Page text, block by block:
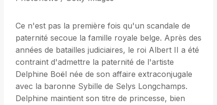
Ce n'est pas la première fois qu'un scandale de
paternité secoue la famille royale belge. Après des
années de batailles judiciaires, le roi Albert II a été
contraint d'admettre la paternité de l'artiste
Delphine Boël née de son affaire extraconjugale
avec la baronne Sybille de Selys Longchamps.
Delphine maintient son titre de princesse, bien